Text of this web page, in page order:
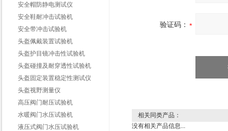
安全帽防静电测试仪
安全鞋耐冲击试验机
安全带冲击试验机
头盔佩戴装置试验机
头盔护目镜冲击性试验机
头盔碰撞及耐穿透性试验机
头盔固定装置稳定性测试仪
头盔视野测量仪
高压阀门耐压试验机
水暖阀门水压试验机
液压式阀门水压试验机
验证码：
相关同类产品：
没有相关产品信息...